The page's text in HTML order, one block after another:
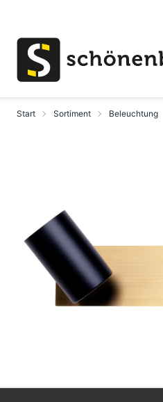
Start Sortiment Beleuchtung